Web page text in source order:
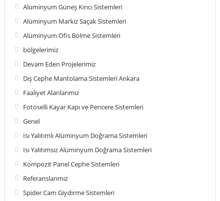
Alüminyum Güneş Kırıcı Sistemleri
Alüminyum Markiz Saçak Sistemleri
Alüminyum Ofis Bölme Sistemleri
bölgelerimiz
Devam Eden Projelerimiz
Dış Cephe Mantolama Sistemleri Ankara
Faaliyet Alanlarımız
Fotoselli Kayar Kapı ve Pencere Sistemleri
Genel
Isı Yalıtımlı Alüminyum Doğrama Sistemleri
Isı Yalıtımsız Alüminyum Doğrama Sistemleri
Kompozit Panel Cephe Sistemleri
Referanslarımız
Spider Cam Giydirme Sistemleri